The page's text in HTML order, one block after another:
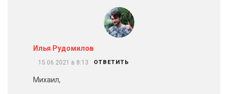
Илья Рудомилов
15.06.2021 в 8:13 ОТВЕТИТЬ
Михаил,